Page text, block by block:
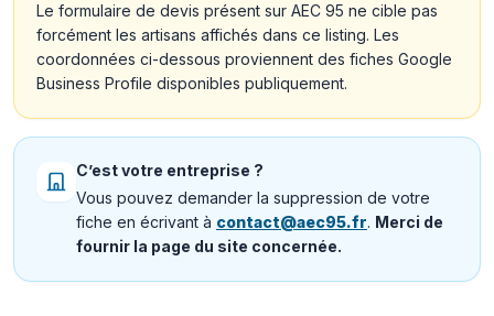
Le formulaire de devis présent sur AEC 95 ne cible pas
forcément les artisans affichés dans ce listing. Les
coordonnées ci-dessous proviennent des fiches Google
Business Profile disponibles publiquement.
C’est votre entreprise ?
Vous pouvez demander la suppression de votre
fiche en écrivant à contact@aec95.fr. Merci de
fournir la page du site concernée.